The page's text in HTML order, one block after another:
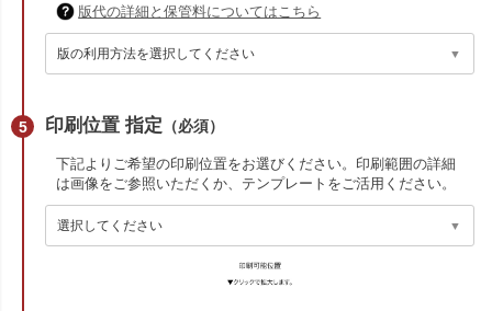
版代の詳細と保管料についてはこちら
印刷位置 指定 （必須）
下記よりご希望の印刷位置をお選びください。印刷範囲の詳細
は画像をご参照いただくか、テンプレートをご活用ください。